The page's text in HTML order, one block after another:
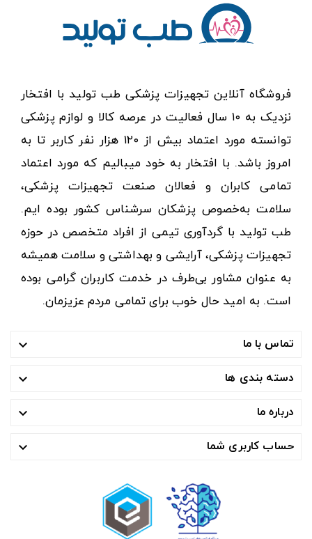
فروشگاه آنلاین تجهیزات پزشکی طب تولید با افتخار
نزدیک به ۱۰ سال فعالیت در عرصه کالا و لوازم پزشکی
توانسته مورد اعتماد بیش از ۱۲۰ هزار نفر کاربر تا به
امروز باشد. با افتخار به خود میبالیم که مورد اعتماد
تمامی کابران و فعالان صنعت تجهیزات پزشکی،
سلامت به‌خصوص پزشکان سرشناس کشور بوده ایم.
طب تولید با گردآوری تیمی از افراد متخصص در حوزه
تجهیزات پزشکی، آرایشی و بهداشتی و سلامت همیشه
به عنوان مشاور بی‌طرف در خدمت کاربران گرامی بوده
است. به امید حال خوب برای تمامی مردم عزیزمان.
تماس با ما 
دسته بندی ها 
درباره ما 
حساب کاربری شما 